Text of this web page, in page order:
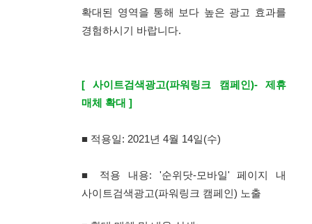
확대된 영역을 통해 보다 높은 광고 효과를
경험하시기 바랍니다.
[ 사이트검색광고(파워링크 캠페인)- 제휴
매체 확대 ]
■ 적용일: 2021년 4월 14일(수)
■ 적용 내용: '순위닷-모바일'페이지 내
사이트검색광고(파워링크 캠페인) 노출